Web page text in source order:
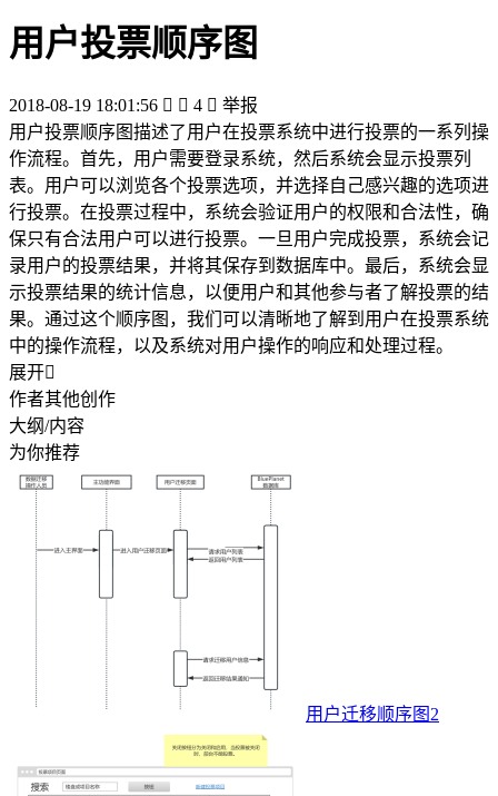
用户投票顺序图
2018-08-19 18:01:56   4  举报
用户投票顺序图描述了用户在投票系统中进行投票的一系列操
作流程。首先，用户需要登录系统，然后系统会显示投票列
表。用户可以浏览各个投票选项，并选择自己感兴趣的选项进
行投票。在投票过程中，系统会验证用户的权限和合法性，确
保只有合法用户可以进行投票。一旦用户完成投票，系统会记
录用户的投票结果，并将其保存到数据库中。最后，系统会显
示投票结果的统计信息，以便用户和其他参与者了解投票的结
果。通过这个顺序图，我们可以清晰地了解到用户在投票系统
中的操作流程，以及系统对用户操作的响应和处理过程。
展开
作者其他创作
大纲/内容
为你推荐
用户迁移顺序图2